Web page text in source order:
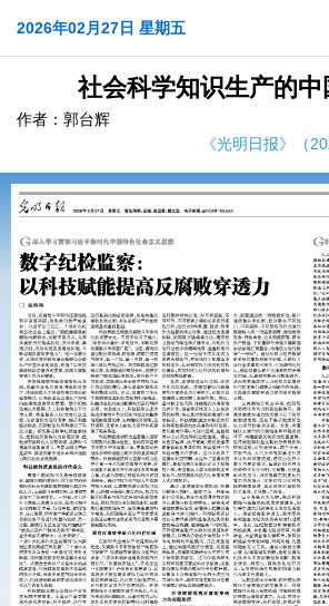
2026年02月27日 星期五
社会科学知识生产的
作者：郭台辉
《光明日报》（